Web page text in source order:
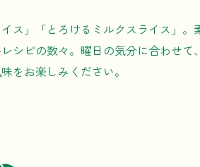
ス」「とろけるミルクスライス」。
シピの数々。曜日の気分に合わせて
をお楽しみください。